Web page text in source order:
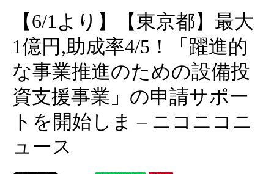
【6/1より】【東京都】最大
1億円,助成率4/5！「躍進的
な事業推進のための設備投
資支援事業」の申請サポー
トを開始しま – ニコニコニ
ュース